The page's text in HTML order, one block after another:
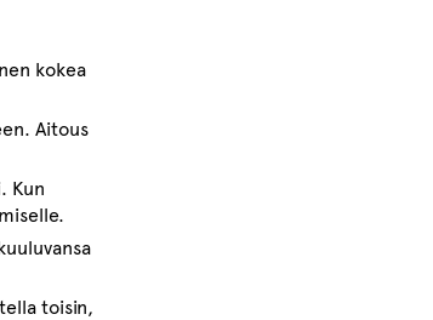
kokea
Aitous
Kun
toisin,